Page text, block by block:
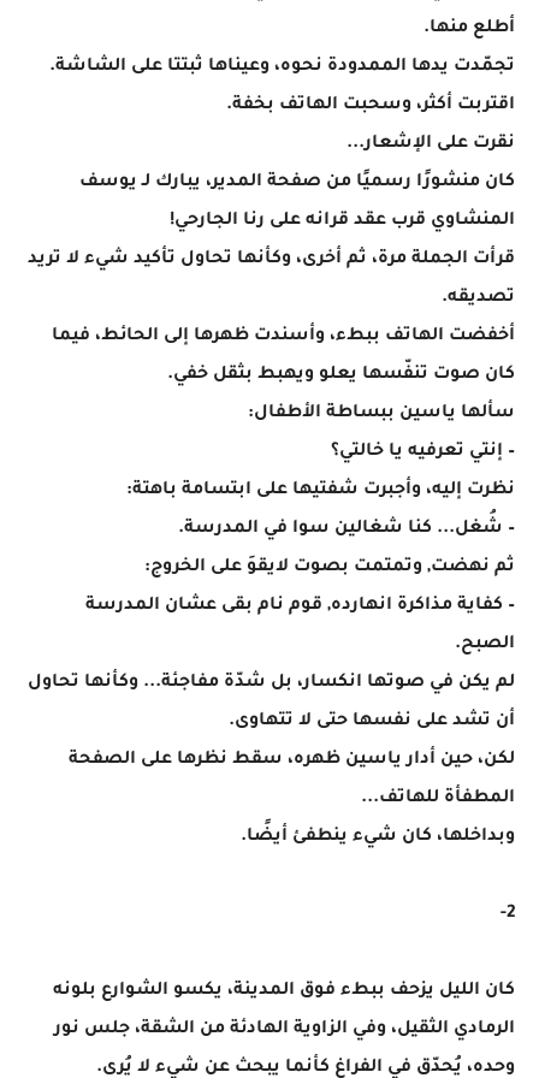
أطلع منها.
تجمّدت يدها الممدودة نحوه، وعيناها ثبتتا على الشاشة.
اقتربت أكثر، وسحبت الهاتف بخفة.
نقرت على الإشعار...
كان منشورًا رسميًا من صفحة المدير، يبارك لـ يوسف
المنشاوي قرب عقد قرانه على رنا الجارحي!
قرأت الجملة مرة، ثم أخرى، وكأنها تحاول تأكيد شيء لا تريد
تصديقه.
أخفضت الهاتف ببطء، وأسندت ظهرها إلى الحائط، فيما
كان صوت تنفّسها يعلو ويهبط بثقل خفي.
سألها ياسين ببساطة الأطفال:
– إنتي تعرفيه يا خالتي؟
نظرت إليه، وأجبرت شفتيها على ابتسامة باهتة:
– شُغل... كنا شغالين سوا في المدرسة.
ثم نهضت, وتمتمت بصوت لايقوَ على الخروج:
– كفاية مذاكرة انهارده, قوم نام بقى عشان المدرسة
الصبح.
لم يكن في صوتها انكسار، بل شدّة مفاجئة... وكأنها تحاول
أن تشد على نفسها حتى لا تتهاوى.
لكن، حين أدار ياسين ظهره، سقط نظرها على الصفحة
المطفأة للهاتف...
وبداخلها، كان شيء ينطفئ أيضًا.
2-
كان الليل يزحف ببطء فوق المدينة، يكسو الشوارع بلونه
الرمادي الثقيل، وفي الزاوية الهادئة من الشقة، جلس نور
وحده، يُحدّق في الفراغ كأنما يبحث عن شيء لا يُرى.